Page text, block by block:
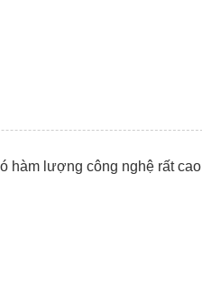
hàm lượng công nghệ rất cao